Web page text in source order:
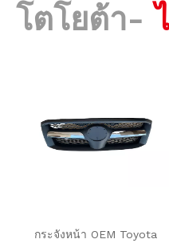
โตโยต้า-
กระจังหน้า OEM Toyota